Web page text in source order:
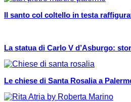
Il santo col coltello in testa
La statua di Carlo V d’Asburgo:
Le chiese di Santa Rosalia a